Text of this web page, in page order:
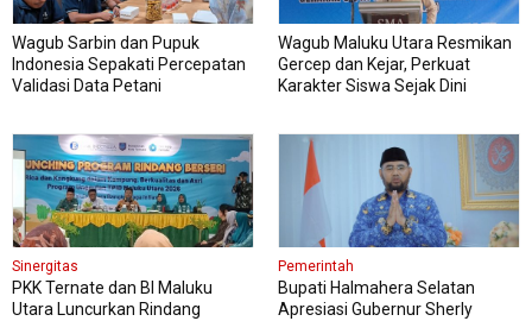
Wagub Sarbin dan Pupuk
Indonesia Sepakati Percepatan
Validasi Data Petani
Wagub Maluku Utara Resmikan
Gercep dan Kejar, Perkuat
Karakter Siswa Sejak Dini
Sinergitas
PKK Ternate dan BI Maluku
Utara Luncurkan Rindang
Pemerintah
Bupati Halmahera Selatan
Apresiasi Gubernur Sherly